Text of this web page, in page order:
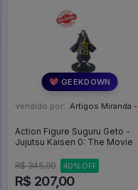
💖 GEEKDOWN
Vendido por: Artigos Miranda - RJ
Action Figure Suguru Geto -
Jujutsu Kaisen 0: The Movie
R$ 345,00 40% OFF
R$ 207,00